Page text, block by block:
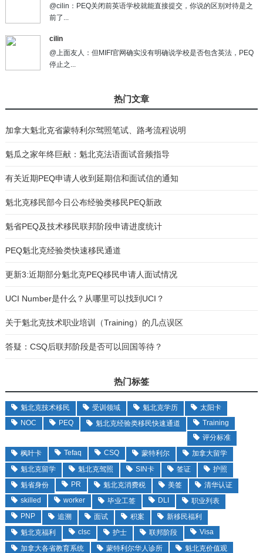
@cilin：PEQ关闭前英语学校就能直接提交，你说的区别对待是之
前了...
cilin
@上面友人：但MIFI官网确实没有明确说学校是否包含英法，PEQ
停止之...
热门文章
加拿大魁北克省蒙特利尔驾照笔试、路考流程说明
魁瓜之家年终巨献：魁北克法语面试音频指导
有关近期PEQ申请人收到延期信和面试信的通知
魁北克移民部今日公布经验类移民PEQ新政
魁省PEQ及技术移民联邦阶段申请进度统计
PEQ魁北克经验类快速移民通道
更新3:近期部分魁北克PEQ移民申请人面试情况
UCI Number是什么？从哪里可以找到UCI？
关于魁北克技术职业培训（Training）的几点误区
答疑：CSQ后联邦阶段是否可以回国等待？
热门标签
魁北克技术移民 受训领域 魁北克学历
太阳卡
NOC
PEQ 魁北克经验类移民快速通道
Training
评分标准
枫叶卡
Tefaq CSQ 蒙特利尔
加拿大留学
魁北克留学
魁北克驾照 SIN卡 签证
护照
魁省身份
PR 魁北克消费税 美签
清华认证
skilled
worker 毕业工签 DLI
职业列表
PNP
追溯 面试 积案
新移民福利
魁北克福利
clsc 护士 联邦阶段
Visa
加拿大各省教育系统
蒙特利尔华人诊所
魁北克价值观